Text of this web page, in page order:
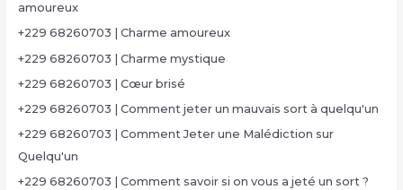
amoureux
+229 68260703 | Charme amoureux
+229 68260703 | Charme mystique
+229 68260703 | Cœur brisé
+229 68260703 | Comment jeter un mauvais sort à quelqu'un
+229 68260703 | Comment Jeter une Malédiction sur
Quelqu'un
+229 68260703 | Comment savoir si on vous a jeté un sort ?